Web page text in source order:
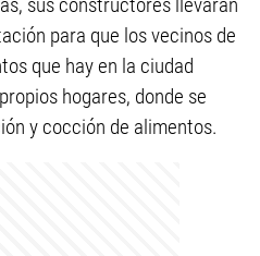
para que los vecinos de
que hay en la ciudad
hogares, donde se
y cocción de alimentos.